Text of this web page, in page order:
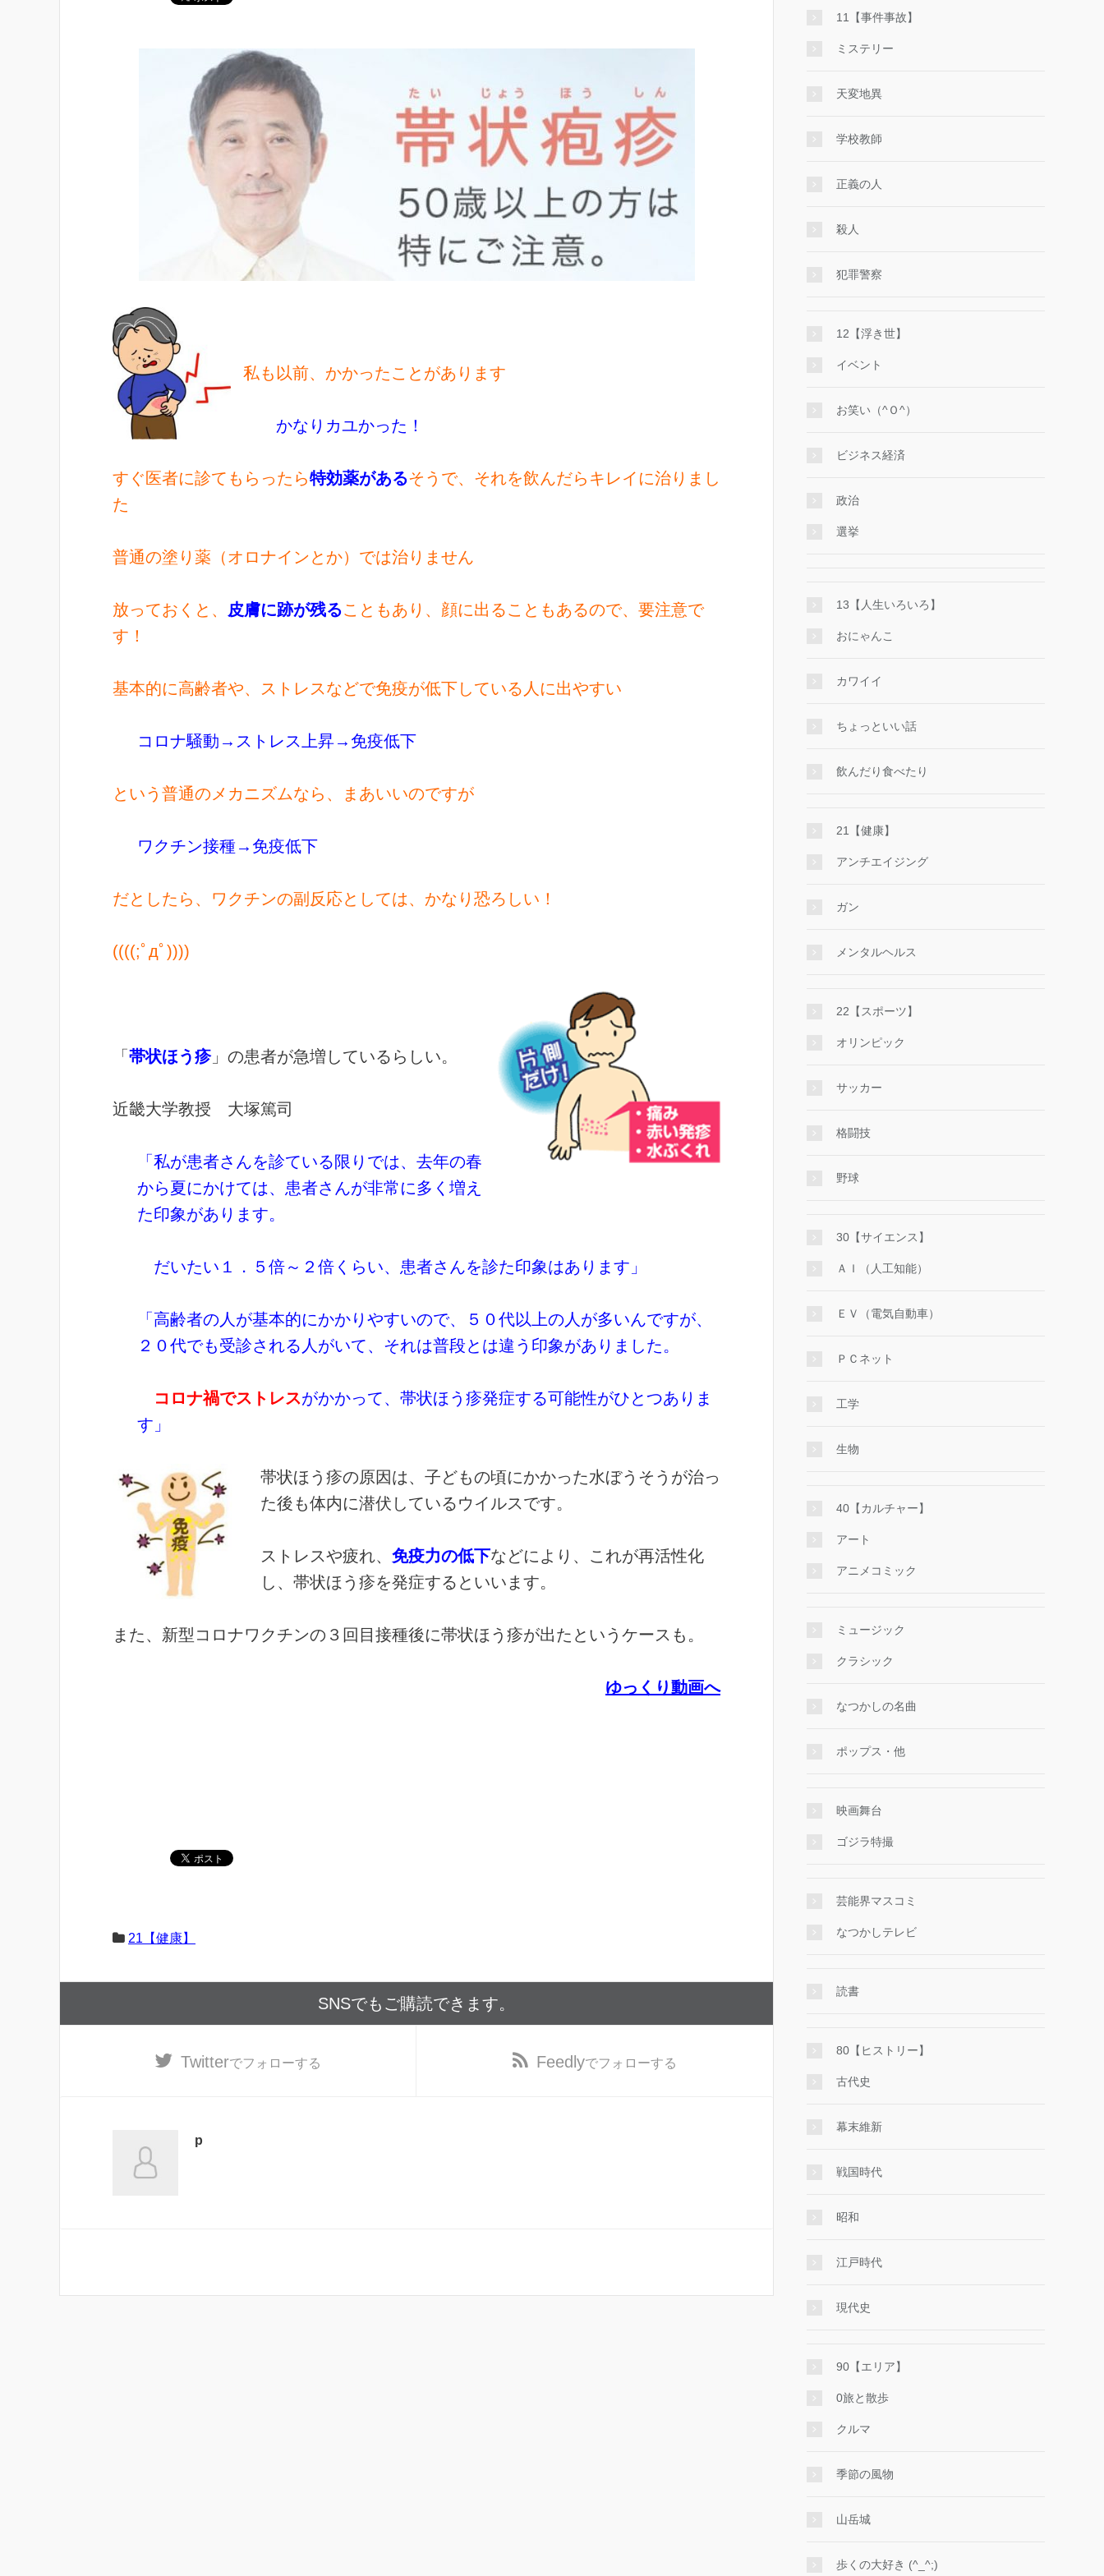
私も以前、かかったことがあります
かなりカユかった！
すぐ医者に診てもらったら特効薬があるそうで、それを飲んだらキレイに治りまし
た
普通の塗り薬（オロナインとか）では治りません
放っておくと、 皮膚に跡が残ることもあり、顔に出ることもあるので、要注意で
す！
基本的に高齢者や、ストレスなどで免疫が低下している人に出やすい
コロナ騒動→ストレス上昇→免疫低下
という普通のメカニズムなら、まあいいのですが
ワクチン接種→免疫低下
だとしたら、ワクチンの副反応としては、かなり恐ろしい！
((((;ﾟдﾟ))))
「 帯状ほう疹」の患者が急増しているらしい。
近畿大学教授 大塚篤司
「私が患者さんを診ている限りでは、 去年の春
から夏にかけては、患者さんが非常に多く増え
た印象があります。
だいたい１．５倍～２倍くらい、患者さんを診た印象はあります」
「高齢者の人が基本的にかかりやすいので、５０代以上の人が多いんですが、
２０代でも受診される人がいて、それは普段とは違う印象がありました。
コロナ禍でストレスがかかって、帯状ほう疹発症する可能性がひとつありま
す」
帯状ほう疹の原因は、子どもの頃にかかった水ぼうそうが治っ
た後も体内に潜伏しているウイルスです。
ストレスや疲れ、 免疫力の低下などにより、これが再活性化
し、帯状ほう疹を発症するといいます。
また、新型コロナワクチンの３回目接種後に帯状ほう疹が出たというケースも。
ゆっくり動画へ
21【健康】
SNSでもご購読できます。
Twitterでフォローする Feedlyでフォローする
p
11【事件事故】
ミステリー
天変地異
学校教師
正義の人
殺人
犯罪警察
12【浮き世】
イベント
お笑い（^Ｏ^）
ビジネス経済
政治
選挙
13【人生いろいろ】
おにゃんこ
カワイイ
ちょっといい話
飲んだり食べたり
21【健康】
アンチエイジング
ガン
メンタルヘルス
22【スポーツ】
オリンピック
サッカー
格闘技
野球
30【サイエンス】
ＡＩ（人工知能）
ＥＶ（電気自動車）
ＰＣネット
工学
生物
40【カルチャー】
アート
アニメコミック
ミュージック
クラシック
なつかしの名曲
ポップス・他
映画舞台
ゴジラ特撮
芸能界マスコミ
なつかしテレビ
読書
80【ヒストリー】
古代史
幕末維新
戦国時代
昭和
江戸時代
現代史
90【エリア】
0旅と散歩
クルマ
季節の風物
山岳城
歩くの大好き (^_^;)